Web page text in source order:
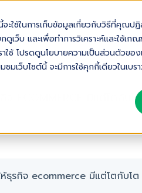
ใช้ในการเก็บข้อมูลเกี่ยวกับวิธีที่คุณป
ว็บ และเพื่อทำการวิเคราะห์และใช้เ
ช้ โปรดดูนโยบายความเป็นส่วนตัวของ
เว็บไซต์นี้ จะมีการใช้คุกกี้เดียวในเบ
ABOUT US
จ ECOMMERCE มีแต่โตกับ
ธุรกิจ ecommerce มีแต่โตกับโ